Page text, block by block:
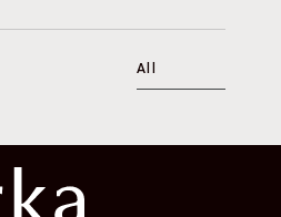
All